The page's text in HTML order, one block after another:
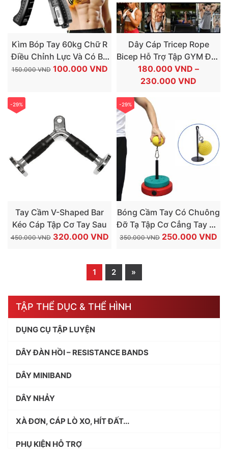
TẬP THỂ DỤC & THỂ HÌNH
DỤNG CỤ TẬP LUYỆN
DÂY ĐÀN HỒI – RESISTANCE BANDS
DÂY MINIBAND
DÂY NHẢY
XÀ ĐƠN, CÁP LÒ XO, HÍT ĐẤT...
PHỤ KIỆN HỖ TRỢ
Kìm Bóp Tay 60kg Chữ R
Điều Chỉnh Lực Và Có Bộ
Đếm Tập Cơ Cổ Tay
150.000VND GIÁ
100.000 VNDGIÁ
LÀ:
100.000 VND.
Dây Cáp Tricep Rope
Bicep Hỗ Trợ Tập GYM Đầy
Đủ Nhóm Cơ Cơ Tay Sau,
Tay Trước, Lưng Xô
180.000 VND –
230.000 VND
ĐẾN
-29%
Tay Cầm V-Shaped Bar
Kéo Cáp Tập Cơ Tay Sau
450.000VND GIÁ
450.000 VND.
320.000 VNDGIÁ
LÀ:
-29%
Bóng Cầm Tay Có Chuông
Đỡ Tạ Tập Cơ Cẳng Tay Cổ
Tay
350.000VND GIÁ
250.000 VND
1 2 »